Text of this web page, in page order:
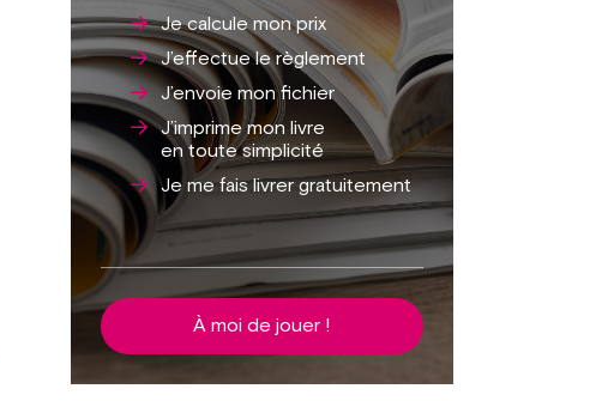
Je calcule mon prix
J’effectue le règlement
J’envoie mon fichier
J’imprime mon livre
en toute simplicité
Je me fais livrer gratuitement
À moi de jouer !